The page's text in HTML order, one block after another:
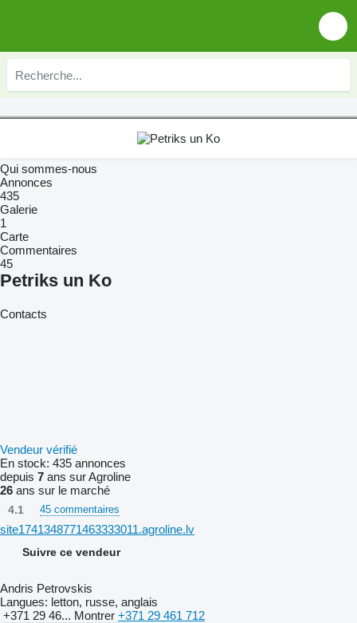
Qui sommes-nous
Annonces
435
Galerie
1
Carte
Commentaires
45
Petriks un Ko
Contacts
Vendeur vérifié
En stock: 435 annonces
depuis 7 ans sur Agroline
26 ans sur le marché
4.1 45 commentaires
site1741348771463333011.agroline.lv
Suivre ce vendeur
Andris Petrovskis
Langues: letton, russe, anglais
+371 29 46... Montrer +371 29 461 712